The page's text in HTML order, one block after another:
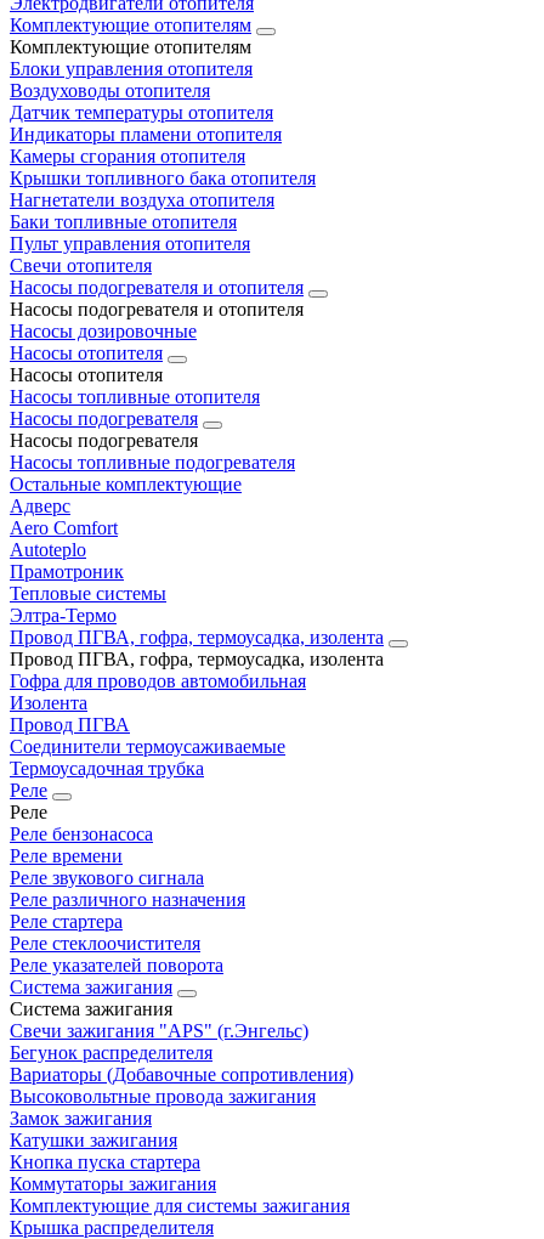
Комплектующие отопителям
Комплектующие отопителям
Блоки управления отопителя
Воздуховоды отопителя
Датчик температуры отопителя
Индикаторы пламени отопителя
Камеры сгорания отопителя
Крышки топливного бака отопителя
Нагнетатели воздуха отопителя
Баки топливные отопителя
Пульт управления отопителя
Свечи отопителя
Насосы подогревателя и отопителя
Насосы подогревателя и отопителя
Насосы дозировочные
Насосы отопителя
Насосы отопителя
Насосы топливные отопителя
Насосы подогревателя
Насосы подогревателя
Насосы топливные подогревателя
Остальные комплектующие
Адверс
Aero Comfort
Autoteplo
Прамотроник
Тепловые системы
Элтра-Термо
Провод ПГВА, гофра, термоусадка, изолента
Провод ПГВА, гофра, термоусадка, изолента
Гофра для проводов автомобильная
Изолента
Провод ПГВА
Соединители термоусаживаемые
Термоусадочная трубка
Реле
Реле
Реле бензонасоса
Реле времени
Реле звукового сигнала
Реле различного назначения
Реле стартера
Реле стеклоочистителя
Реле указателей поворота
Система зажигания
Система зажигания
Свечи зажигания "APS" (г.Энгельс)
Бегунок распределителя
Вариаторы (Добавочные сопротивления)
Высоковольтные провода зажигания
Замок зажигания
Катушки зажигания
Кнопка пуска стартера
Коммутаторы зажигания
Комплектующие для системы зажигания
Крышка распределителя